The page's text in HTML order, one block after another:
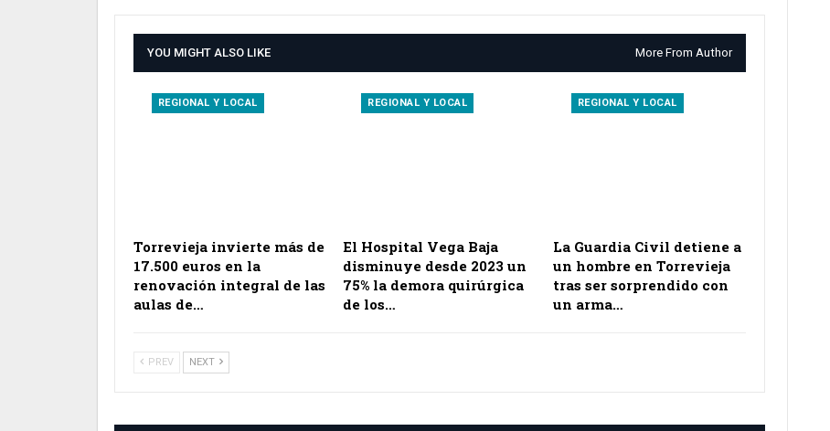
YOU MIGHT ALSO LIKE More From Author
REGIONAL Y LOCAL
Torrevieja invierte más de
17.500 euros en la
renovación integral de las
aulas de…
REGIONAL Y LOCAL
El Hospital Vega Baja
disminuye desde 2023 un
75% la demora quirúrgica
de los…
REGIONAL Y LOCAL
La Guardia Civil detiene a
un hombre en Torrevieja
tras ser sorprendido con
un arma…
PREV NEXT